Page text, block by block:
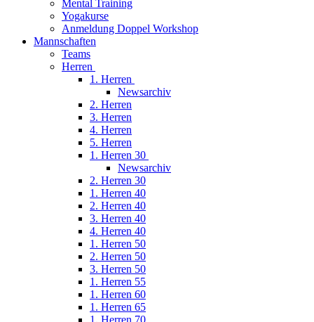
Mental Training
Yogakurse
Anmeldung Doppel Workshop
Mannschaften
Teams
Herren
1. Herren
Newsarchiv
2. Herren
3. Herren
4. Herren
5. Herren
1. Herren 30
Newsarchiv
2. Herren 30
1. Herren 40
2. Herren 40
3. Herren 40
4. Herren 40
1. Herren 50
2. Herren 50
3. Herren 50
1. Herren 55
1. Herren 60
1. Herren 65
1. Herren 70